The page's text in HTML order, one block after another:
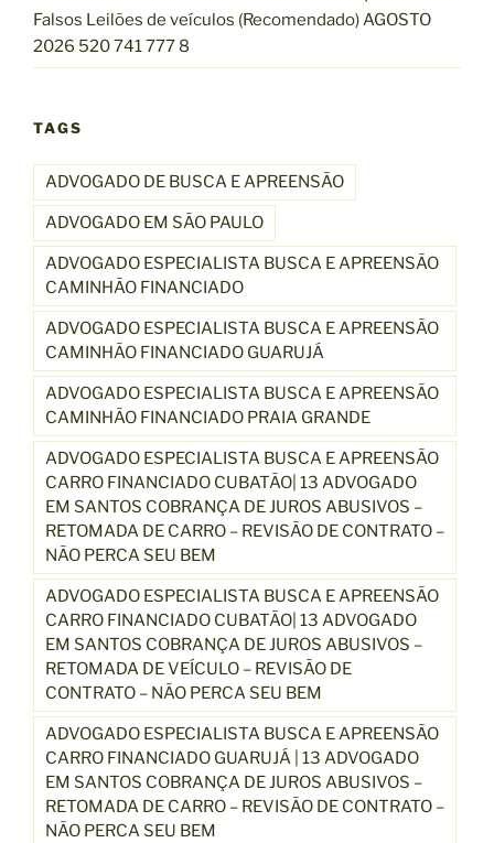
Falsos Leilões de veículos (Recomendado) AGOSTO
2026 520 741 777 8
TAGS
ADVOGADO DE BUSCA E APREENSÃO
ADVOGADO EM SÃO PAULO
ADVOGADO ESPECIALISTA BUSCA E APREENSÃO
CAMINHÃO FINANCIADO
ADVOGADO ESPECIALISTA BUSCA E APREENSÃO
CAMINHÃO FINANCIADO GUARUJÁ
ADVOGADO ESPECIALISTA BUSCA E APREENSÃO
CAMINHÃO FINANCIADO PRAIA GRANDE
ADVOGADO ESPECIALISTA BUSCA E APREENSÃO
CARRO FINANCIADO CUBATÃO| 13 ADVOGADO
EM SANTOS COBRANÇA DE JUROS ABUSIVOS –
RETOMADA DE CARRO – REVISÃO DE CONTRATO –
NÃO PERCA SEU BEM
ADVOGADO ESPECIALISTA BUSCA E APREENSÃO
CARRO FINANCIADO CUBATÃO| 13 ADVOGADO
EM SANTOS COBRANÇA DE JUROS ABUSIVOS –
RETOMADA DE VEÍCULO – REVISÃO DE
CONTRATO – NÃO PERCA SEU BEM
ADVOGADO ESPECIALISTA BUSCA E APREENSÃO
CARRO FINANCIADO GUARUJÁ | 13 ADVOGADO
EM SANTOS COBRANÇA DE JUROS ABUSIVOS –
RETOMADA DE CARRO – REVISÃO DE CONTRATO –
NÃO PERCA SEU BEM